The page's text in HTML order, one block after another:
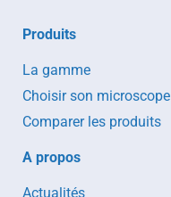
Produits
La gamme
Choisir son microscope
Comparer les produits
A propos
Actualités